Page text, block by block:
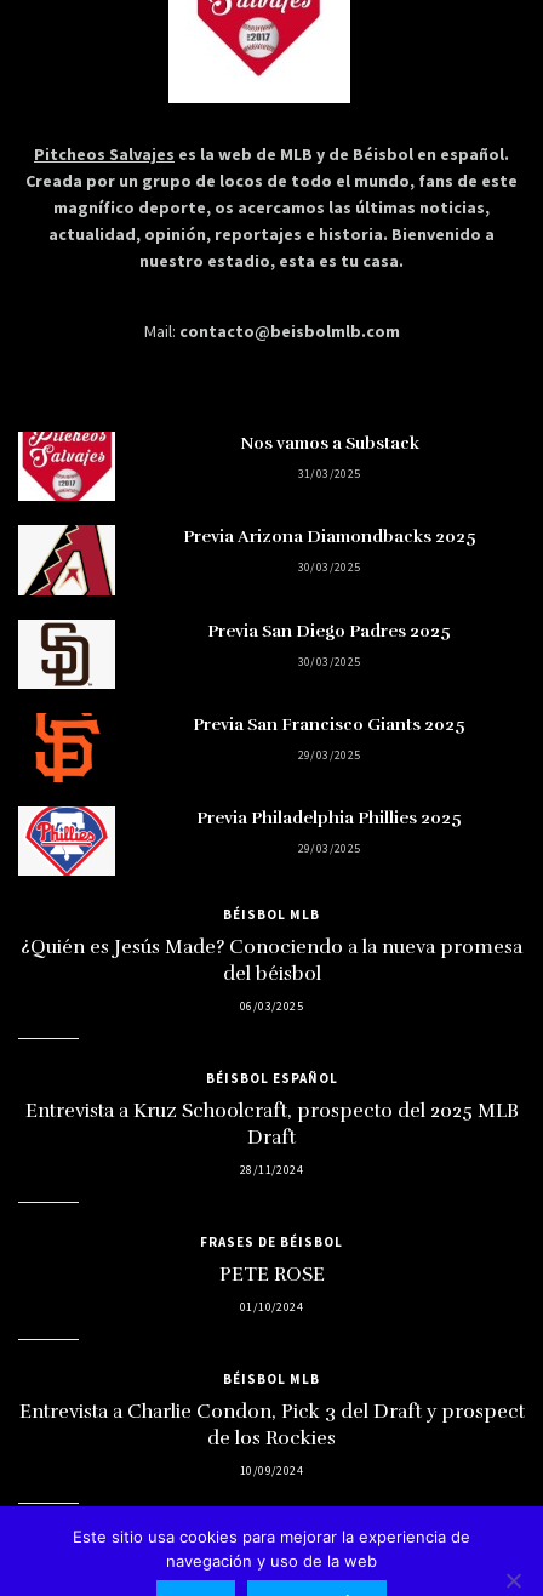
Pitcheos Salvajes es la web de MLB y de Béisbol en español.
Creada por un grupo de locos de todo el mundo, fans de este
magnífico deporte, os acercamos las últimas noticias,
actualidad, opinión, reportajes e historia. Bienvenido a
nuestro estadio, esta es tu casa.
Mail: contacto@beisbolmlb.com
Nos vamos a Substack
31/03/2025
Previa Arizona Diamondbacks 2025
30/03/2025
Previa San Diego Padres 2025
30/03/2025
Previa San Francisco Giants 2025
29/03/2025
Previa Philadelphia Phillies 2025
29/03/2025
BÉISBOL MLB
¿Quién es Jesús Made? Conociendo a la nueva promesa
del béisbol
06/03/2025
BÉISBOL ESPAÑOL
Entrevista a Kruz Schoolcraft, prospecto del 2025 MLB
Draft
28/11/2024
FRASES DE BÉISBOL
PETE ROSE
01/10/2024
BÉISBOL MLB
Entrevista a Charlie Condon, Pick 3 del Draft y prospect
de los Rockies
10/09/2024
Este sitio usa cookies para mejorar la experiencia de
navegación y uso de la web